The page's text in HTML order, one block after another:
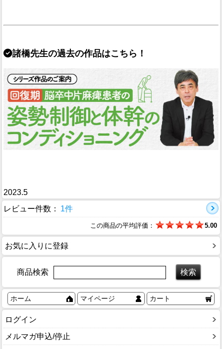
諸橋先生の過去の作品はこちら！
2023.5
レビュー件数：
1件
この商品の平均評価： 5.00
お気に入りに登録
商品検索
ホーム マイページ カート
ログイン
メルマガ申込/停止